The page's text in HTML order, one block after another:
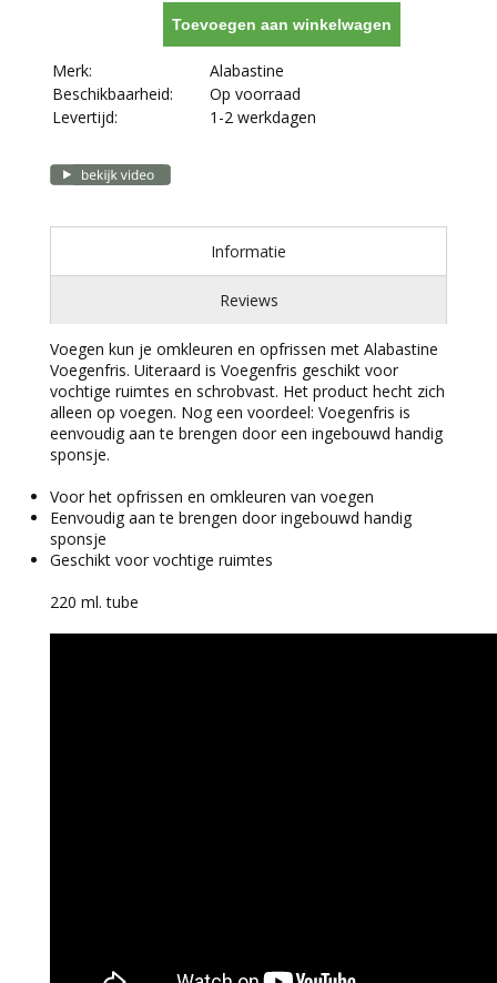
Toevoegen aan winkelwagen
Merk:
Alabastine
Beschikbaarheid:
Op voorraad
Levertijd:
1-2 werkdagen
Informatie
Reviews
Voegen kun je omkleuren en opfrissen met Alabastine
Voegenfris. Uiteraard is Voegenfris geschikt voor
vochtige ruimtes en schrobvast. Het product hecht zich
alleen op voegen. Nog een voordeel: Voegenfris is
eenvoudig aan te brengen door een ingebouwd handig
sponsje.
Voor het opfrissen en omkleuren van voegen
Eenvoudig aan te brengen door ingebouwd handig
sponsje
Geschikt voor vochtige ruimtes
220 ml. tube